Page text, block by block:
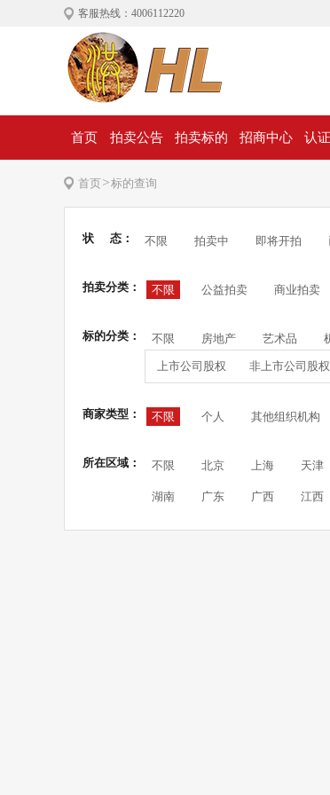
客服热线：4006112220
首页 拍卖公告 拍卖标的 招商中心 认
首页>标的查询
状 态： 不限 拍卖中 即将开拍
拍卖分类： 不限 公益拍卖 商业拍卖
标的分类： 不限 房地产 艺术品
上市公司股权 非上市公司股权
商家类型： 不限 个人 其他组织机构
所在区域： 不限 北京 上海 天津
湖南 广东 广西 江西